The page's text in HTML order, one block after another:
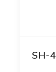
SH-